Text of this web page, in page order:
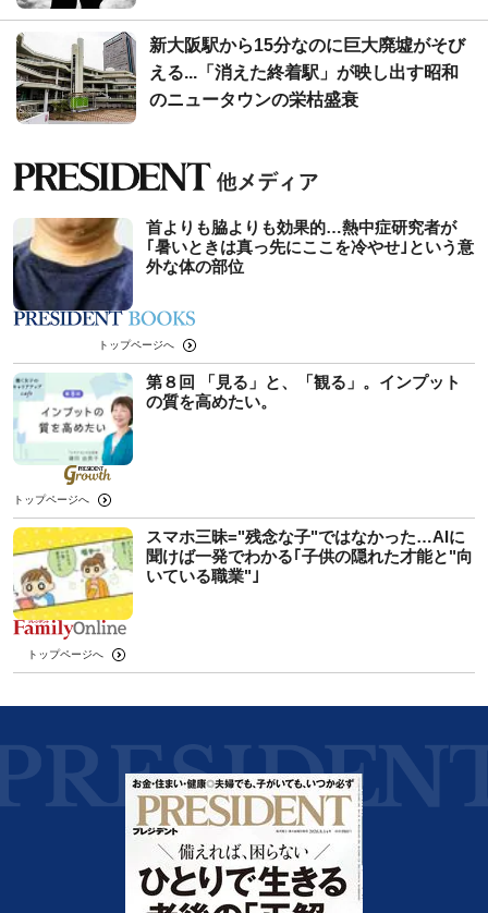
新大阪駅から15分なのに巨大廃墟がそび
える...「消えた終着駅」が映し出す昭和
のニュータウンの栄枯盛衰
首よりも脇よりも効果的…熱中症研究者が
｢暑いときは真っ先にここを冷やせ｣という意
外な体の部位
トップページへ
第８回 「見る」と、「観る」。インプット
の質を高めたい。
トップページへ
スマホ三昧="残念な子"ではなかった…AIに
聞けば一発でわかる｢子供の隠れた才能と"向
いている職業"｣
トップページへ